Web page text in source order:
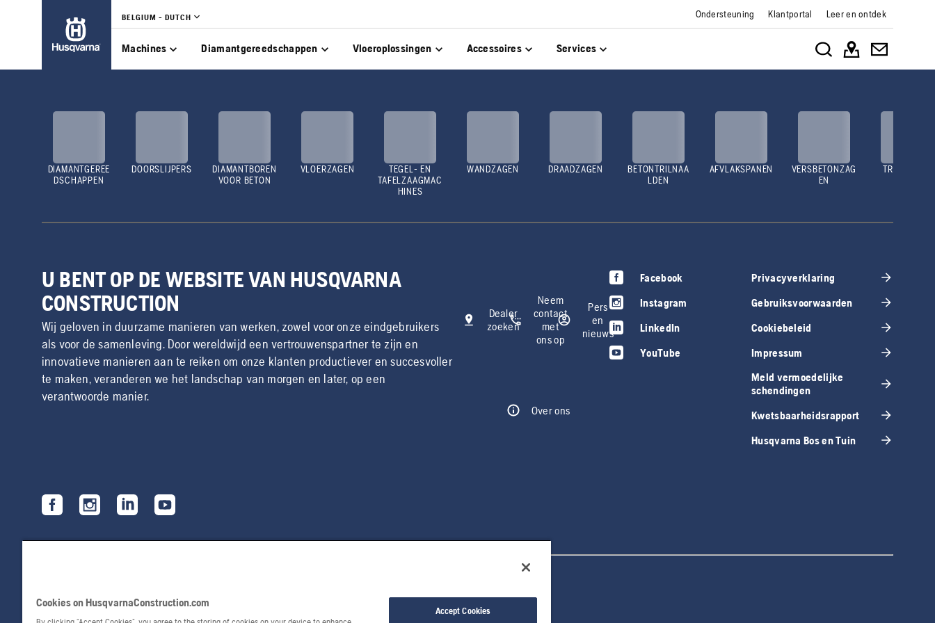
BELGIUM - DUTCH Ondersteuning Klantportal Leer en ontdek
Machines Diamantgereedschappen Vloeroplossingen Accessoires Services
DIAMANTGEREE
DSCHAPPEN
DOORSLIJPERS
DIAMANTBOREN
VOOR BETON
VLOERZAGEN
TEGEL- EN
TAFELZAAGMAC
HINES
WANDZAGEN DRAADZAGEN
BETONTRILNAA
LDEN
AFVLAKSPANEN
VERSBETONZAG
EN
TRILPLATEN
U BENT OP DE WEBSITE VAN HUSQVARNA
CONSTRUCTION
Wij geloven in duurzame manieren van werken, zowel voor onze eindgebruikers
als voor de samenleving. Door wereldwijd een vertrouwenspartner te zijn en
innovatieve manieren aan te reiken om onze klanten productiever en succesvoller
te maken, veranderen we het landschap van morgen en later, op een
verantwoorde manier.
Dealer
zoeken
Neem
contact
met
ons op
Pers
en
nieuws
Over ons
Facebook
Instagram
LinkedIn
YouTube
Privacyverklaring
Gebruiksvoorwaarden
Cookiebeleid
Impressum
Meld vermoedelijke
schendingen
Kwetsbaarheidsrapport
Husqvarna Bos en Tuin
Cookies on HusqvarnaConstruction.com
Accept Cookies